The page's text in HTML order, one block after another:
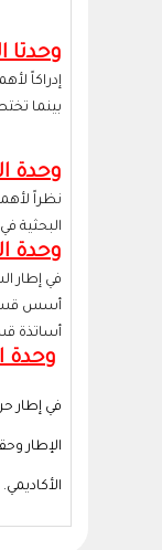
وحدتا
إدراكاً
بينما
وحدة
البحثية
وحدة
في إطار
أسس قسم
أساتذة قسم
وحدة
في إطار
الإطار